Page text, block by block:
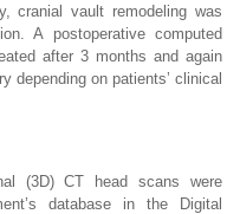
cranial vault remodeling was
A postoperative computed
after 3 months and again
depending on patients’ clinical
(3D) CT head scans were
database in the Digital